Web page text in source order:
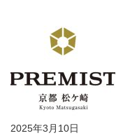
2025年3月10日